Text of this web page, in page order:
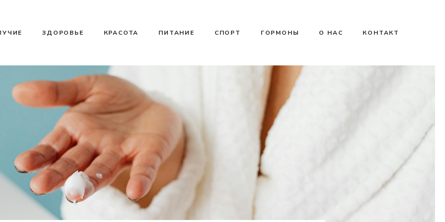
ЗДОРОВЬЕ КРАСОТА ПИТАНИЕ СПОРТ ГОРМОНЫ О НАС КОНТАКТ